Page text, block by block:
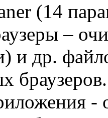
(14
–
и др.
браузеров.
-